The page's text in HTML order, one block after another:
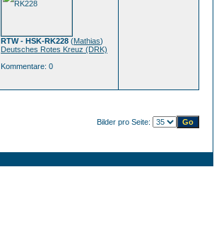
RTW - HSK-RK228 (Mathias)
Deutsches Rotes Kreuz (DRK)
Kommentare: 0
Bilder pro Seite: